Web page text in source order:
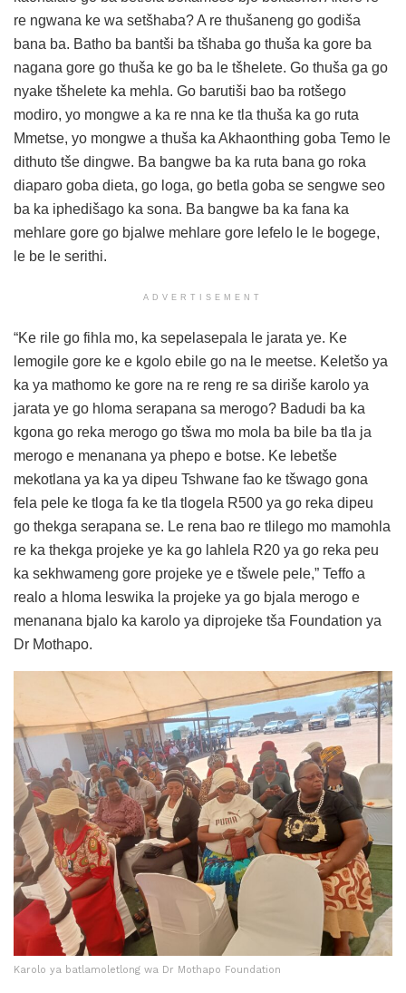
re ngwana ke wa setšhaba? A re thušaneng go godiša
bana ba. Batho ba bantši ba tšhaba go thuša ka gore ba
nagana gore go thuša ke go ba le tšhelete. Go thuša ga go
nyake tšhelete ka mehla. Go barutiši bao ba rotšego
modiro, yo mongwe a ka re nna ke tla thuša ka go ruta
Mmetse, yo mongwe a thuša ka Akhaonthing goba Temo le
dithuto tše dingwe. Ba bangwe ba ka ruta bana go roka
diaparo goba dieta, go loga, go betla goba se sengwe seo
ba ka iphedišago ka sona. Ba bangwe ba ka fana ka
mehlare gore go bjalwe mehlare gore lefelo le le bogege,
le be le serithi.
ADVERTISEMENT
“Ke rile go fihla mo, ka sepelasepala le jarata ye. Ke
lemogile gore ke e kgolo ebile go na le meetse. Keletšo ya
ka ya mathomo ke gore na re reng re sa diriše karolo ya
jarata ye go hloma serapana sa merogo? Badudi ba ka
kgona go reka merogo go tšwa mo mola ba bile ba tla ja
merogo e menanana ya phepo e botse. Ke lebetše
mekotlana ya ka ya dipeu Tshwane fao ke tšwago gona
fela pele ke tloga fa ke tla tlogela R500 ya go reka dipeu
go thekga serapana se. Le rena bao re tlilego mo mamohla
re ka thekga projeke ye ka go lahlela R20 ya go reka peu
ka sekhwameng gore projeke ye e tšwele pele,” Teffo a
realo a hloma leswika la projeke ya go bjala merogo e
menanana bjalo ka karolo ya diprojeke tša Foundation ya
Dr Mothapo.
Karolo ya batlamoletlong wa Dr Mothapo Foundation